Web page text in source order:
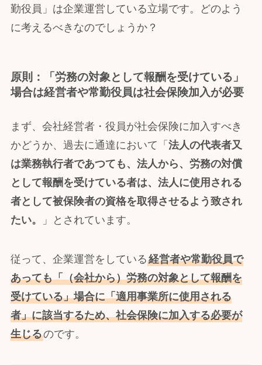
勤役員」は企業運営している立場です。どのよう
に考えるべきなのでしょうか？
原則：「労務の対象として報酬を受けている」
場合は経営者や常勤役員は社会保険加入が必要
まず、会社経営者・役員が社会保険に加入すべき
かどうか、過去に通達において「 法人の代表者又
は業務執行者であつても、法人から、労務の対償
として報酬を受けている者は、法人に使用される
者として被保険者の資格を取得させるよう致され
たい。
」とされています。
従って、企業運営をしている経営者や常勤役員で
あっても「（会社から）労務の対象として報酬を
受けている」場合に「適用事業所に使用される
者」に該当するため、社会保険に加入する必要が
生じるのです。